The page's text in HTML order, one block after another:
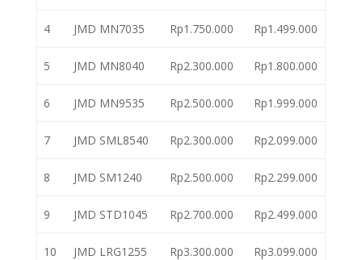
4 JMD MN7035 Rp1.750.000 Rp1.499.000
5 JMD MN8040 Rp2.300.000 Rp1.800.000
6 JMD MN9535 Rp2.500.000 Rp1.999.000
7 JMD SML8540 Rp2.300.000 Rp2.099.000
8 JMD SM1240 Rp2.500.000 Rp2.299.000
9 JMD STD1045 Rp2.700.000 Rp2.499.000
10 JMD LRG1255 Rp3.300.000 Rp3.099.000